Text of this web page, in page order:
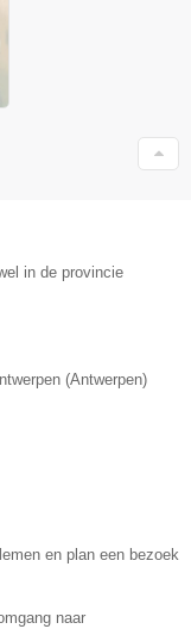
in de provincie
(Antwerpen)
en plan een bezoek
naar